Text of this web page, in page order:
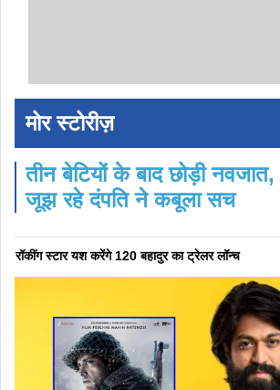
मोर स्टोरीज़
तीन बेटियों के बाद छोड़ी
जूझ रहे दंपति ने कबूला सच
रॉकींग स्टार यश करेंगे 120 बहादुर का ट्रेलर लॉन्च